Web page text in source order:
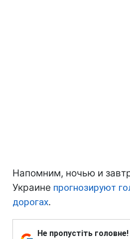
Напомним, ночью и
Украине прогнозируют
дорогах.
Не пропустіть